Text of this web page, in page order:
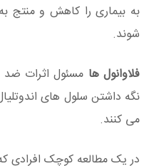
به بیماری را کاهش و منتج
شوند.
فلاوانول ها مسئول اثرات ضد
نگه داشتن سلول های
می کنند.